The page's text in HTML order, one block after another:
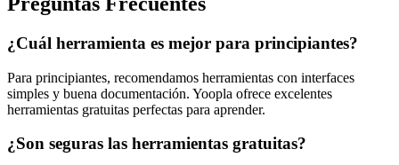
¿Cuál herramienta es mejor para principiantes?
Para principiantes, recomendamos herramientas con interfaces
simples y buena documentación. Yoopla ofrece excelentes
herramientas gratuitas perfectas para aprender.
¿Son seguras las herramientas gratuitas?